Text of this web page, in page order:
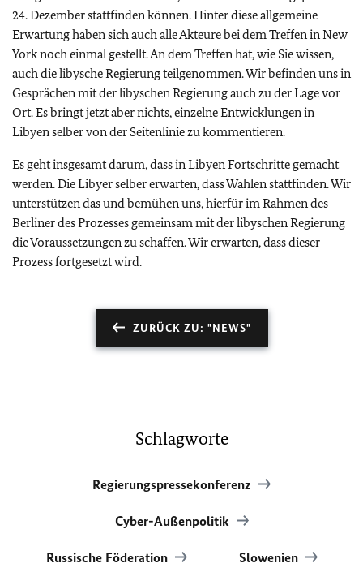
24. Dezember stattfinden können. Hinter diese allgemeine
Erwartung haben sich auch alle Akteure bei dem Treffen in New
York noch einmal gestellt. An dem Treffen hat, wie Sie wissen,
auch die libysche Regierung teilgenommen. Wir befinden uns in
Gesprächen mit der libyschen Regierung auch zu der Lage vor
Ort. Es bringt jetzt aber nichts, einzelne Entwicklungen in
Libyen selber von der Seitenlinie zu kommentieren.
Es geht insgesamt darum, dass in Libyen Fortschritte gemacht
werden. Die Libyer selber erwarten, dass Wahlen stattfinden. Wir
unterstützen das und bemühen uns, hierfür im Rahmen des
Berliner des Prozesses gemeinsam mit der libyschen Regierung
die Voraussetzungen zu schaffen. Wir erwarten, dass dieser
Prozess fortgesetzt wird.
ZURÜCK ZU: "NEWS"
Schlagworte
Regierungspressekonferenz
Cyber-Außenpolitik
Russische Föderation Slowenien